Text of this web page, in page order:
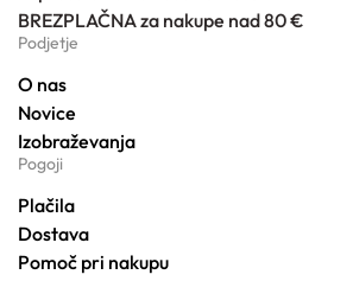
BREZPLAČNA za nakupe nad 80 €
Podjetje
O nas
Novice
Izobraževanja
Pogoji
Plačila
Dostava
Pomoč pri nakupu